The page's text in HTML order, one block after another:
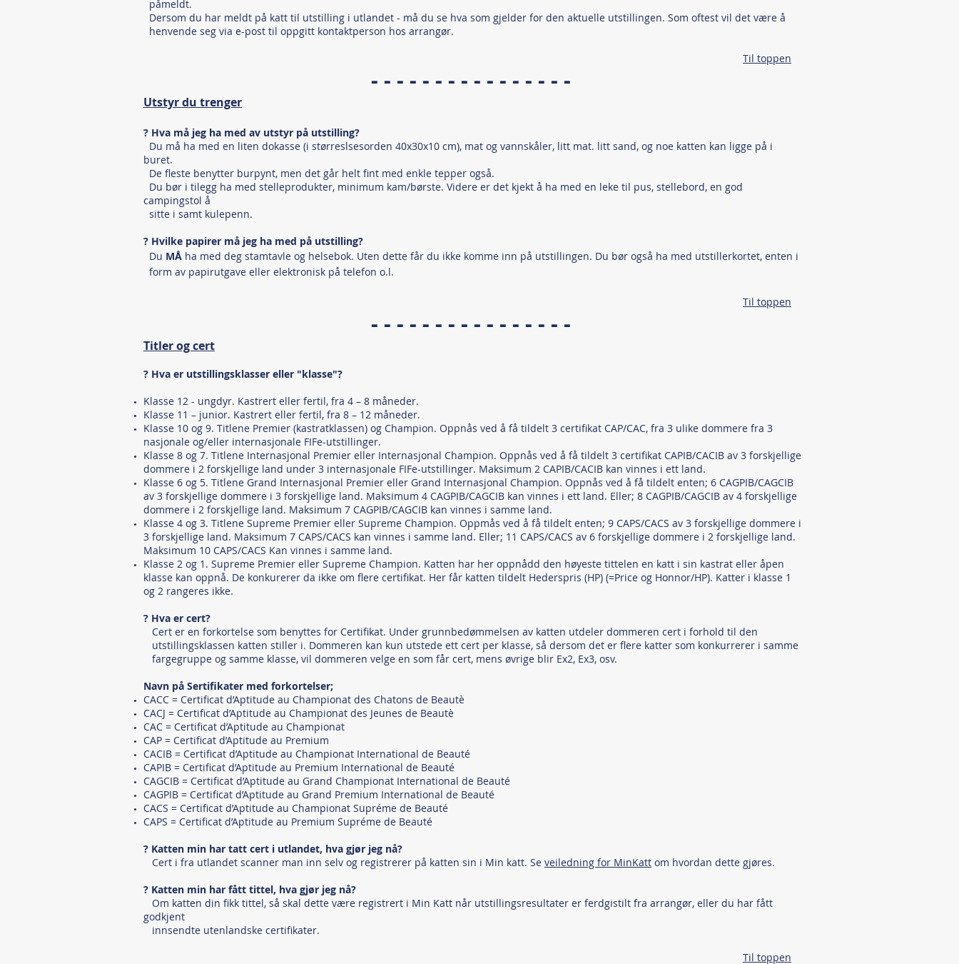
påmeldt.
Dersom du har meldt på katt til utstilling i utlandet - må du se hva som gjelder for den aktuelle utstillingen. Som oftest vil det være å
henvende seg via e-post til oppgitt kontaktperson hos arrangør.
Til toppen
- - - - - - - - - - - - - - - -
Utstyr du trenger
? Hva må jeg ha med av utstyr på utstilling?
Du må ha med en liten dokasse (i størreslsesorden 40x30x10 cm), mat og vannskåler, litt mat. litt sand, og noe katten kan ligge på i
buret.
De fleste benytter burpynt, men det går helt fint med enkle tepper også.
Du bør i tilegg ha med stelleprodukter, minimum kam/børste. Videre er det kjekt å ha med en leke til pus, stellebord, en god
campingstol å
sitte i samt kulepenn.
? Hvilke papirer må jeg ha med på utstilling?
Du MÅ ha med deg stamtavle og helsebok. Uten dette får du ikke komme inn på utstillingen. Du bør også ha med utstillerkortet, enten i
form av papirutgave eller elektronisk på telefon o.l.
Til toppen
- - - - - - - - - - - - - - - -
Titler og cert
? Hva er utstillingsklasser eller "klasse"?
Klasse 12 - ungdyr. Kastrert eller fertil, fra 4 – 8 måneder.
Klasse 11 – junior. Kastrert eller fertil, fra 8 – 12 måneder.
Klasse 10 og 9. Titlene Premier (kastratklassen) og Champion. Oppnås ved å få tildelt 3 certifikat CAP/CAC, fra 3 ulike dommere fra 3
nasjonale og/eller internasjonale FIFe-utstillinger.
Klasse 8 og 7. Titlene Internasjonal Premier eller Internasjonal Champion. Oppnås ved å få tildelt 3 certifikat CAPIB/CACIB av 3 forskjellige
dommere i 2 forskjellige land under 3 internasjonale FIFe-utstillinger. Maksimum 2 CAPIB/CACIB kan vinnes i ett land.
Klasse 6 og 5. Titlene Grand Internasjonal Premier eller Grand Internasjonal Champion. Oppnås ved å få tildelt enten; 6 CAGPIB/CAGCIB
av 3 forskjellige dommere i 3 forskjellige land. Maksimum 4 CAGPIB/CAGCIB kan vinnes i ett land. Eller; 8 CAGPIB/CAGCIB av 4 forskjellige
dommere i 2 forskjellige land. Maksimum 7 CAGPIB/CAGCIB kan vinnes i samme land.
Klasse 4 og 3. Titlene Supreme Premier eller Supreme Champion. Oppmås ved å få tildelt enten; 9 CAPS/CACS av 3 forskjellige dommere i
3 forskjellige land. Maksimum 7 CAPS/CACS kan vinnes i samme land. Eller; 11 CAPS/CACS av 6 forskjellige dommere i 2 forskjellige land.
Maksimum 10 CAPS/CACS Kan vinnes i samme land.
Klasse 2 og 1. Supreme Premier eller Supreme Champion. Katten har her oppnådd den høyeste tittelen en katt i sin kastrat eller åpen
klasse kan oppnå. De konkurerer da ikke om flere certifikat. Her får katten tildelt Hederspris (HP) (=Price og Honnor/HP). Katter i klasse 1
og 2 rangeres ikke.
? Hva er cert?
Cert er en forkortelse som benyttes for Certifikat. Under grunnbedømmelsen av katten utdeler dommeren cert i forhold til den
utstillingsklassen katten stiller i. Dommeren kan kun utstede ett cert per klasse, så dersom det er flere katter som konkurrerer i samme
fargegruppe og samme klasse, vil dommeren velge en som får cert, mens øvrige blir Ex2, Ex3, osv.
Navn på Sertifikater med forkortelser;
CACC = Certificat d’Aptitude au Championat des Chatons de Beautè
CACJ = Certificat d’Aptitude au Championat des Jeunes de Beautè
CAC = Certificat d’Aptitude au Championat
CAP = Certificat d’Aptitude au Premium
CACIB = Certificat d’Aptitude au Championat International de Beauté
CAPIB = Certificat d’Aptitude au Premium International de Beauté
CAGCIB = Certificat d’Aptitude au Grand Championat International de Beauté
CAGPIB = Certificat d’Aptitude au Grand Premium International de Beauté
CACS = Certificat d’Aptitude au Championat Supréme de Beauté
CAPS = Certificat d’Aptitude au Premium Supréme de Beauté
? Katten min har tatt cert i utlandet, hva gjør jeg nå?
Cert i fra utlandet scanner man inn selv og registrerer på katten sin i Min katt. Se veiledning for MinKatt om hvordan dette gjøres.
? Katten min har fått tittel, hva gjør jeg nå?
Om katten din fikk tittel, så skal dette være registrert i Min Katt når utstillingsresultater er ferdgistilt fra arrangør, eller du har fått
godkjent
innsendte utenlandske certifikater.
Til toppen